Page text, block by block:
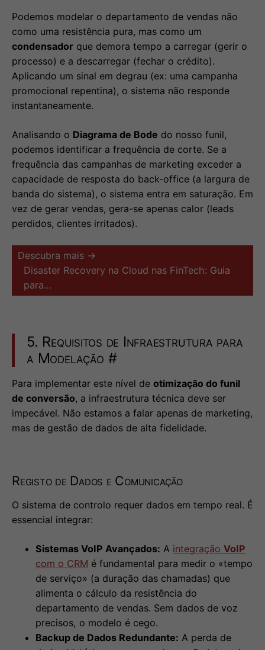
Podemos modelar o departamento de vendas não
como uma resistência pura, mas como um
condensador que demora tempo a carregar (gerir o
processo) e a descarregar (fechar o crédito).
Aplicando um sinal em degrau (ex: uma campanha
promocional repentina), o sistema não responde
instantaneamente.
Analisando o Diagrama de Bode do nosso funil,
podemos identificar a frequência de corte. Se a
frequência das campanhas de marketing exceder a
capacidade de resposta do back-office (a largura de
banda do sistema), o sistema entra em saturação. Em
vez de gerar vendas, gera-se apenas calor (leads
perdidos, clientes irritados).
Descubra mais →
Disaster Recovery na Cloud nas FinTech: Guia
para…
5. Requisitos de Infraestrutura para
a Modelação #
Para implementar este nível de otimização do funil
de conversão, a infraestrutura técnica deve ser
impecável. Não estamos a falar apenas de marketing,
mas de gestão de dados de alta fidelidade.
Registo de Dados e Comunicação
O sistema de controlo requer dados em tempo real. É
essencial integrar:
Sistemas VoIP Avançados: A integração VoIP
com o CRM é fundamental para medir o «tempo
de serviço» (a duração das chamadas) que
alimenta o cálculo da resistência do
departamento de vendas. Sem dados de voz
precisos, o modelo é cego.
Backup de Dados Redundante: A perda de